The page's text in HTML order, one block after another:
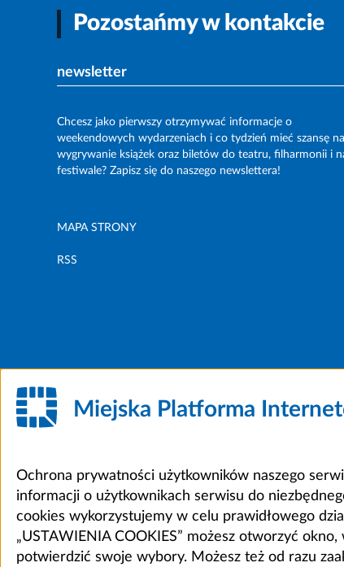
Pozostańmy w kontakcie
newsletter
Chcesz jako pierwszy otrzymywać informacje o
weekendowych wydarzeniach i co tydzień mieć szansę na
wygrywanie książek oraz biletów do teatru, filharmonii i
festiwale? Zapisz się do naszego newslettera!
MAPA STRONY
RSS
Miejska Platforma
Ochrona prywatności użytkowników naszego
informacji o użytkownikach serwisu do
cookies wykorzystujemy w celu prawidłowego
„USTAWIENIA COOKIES” możesz otworzyć
potwierdzić swoje wybory. Możesz też od razu